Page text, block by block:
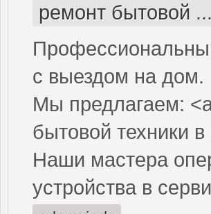
ремонт бытовой
с выездом на дом.
Мы предлагаем:
бытовой техники в
Наши мастера
устройства в